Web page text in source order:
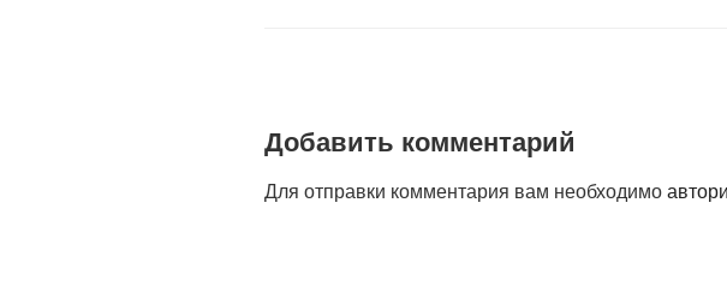
Добавить комментарий
Для отправки комментария вам необходимо